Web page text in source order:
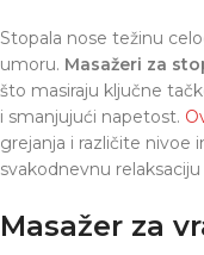
Stopala nose težinu
umoru. Masažeri za
što masiraju ključne
i smanjujući napetost.
grejanja i različite nivoe
svakodnevnu
Masažer za